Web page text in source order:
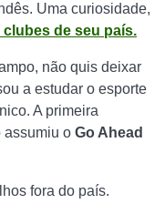
Uma curiosidade,
de seu país.
não quis deixar
a estudar o esporte
A primeira
assumiu o Go Ahead
fora do país.